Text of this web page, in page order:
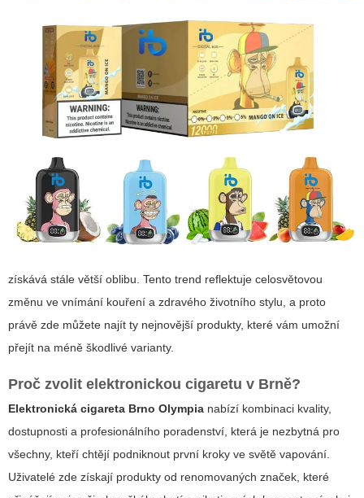
získává stále větší oblibu. Tento trend reflektuje celosvětovou
změnu ve vnímání kouření a zdravého životního stylu, a proto
právě zde můžete najít ty nejnovější produkty, které vám umožní
přejít na méně škodlivé varianty.
Proč zvolit elektronickou cigaretu v Brně?
Elektronická cigareta Brno Olympia nabízí kombinaci kvality,
dostupnosti a profesionálního poradenství, která je nezbytná pro
všechny, kteří chtějí podniknout první kroky ve světě vapování.
Uživatelé zde získají produkty od renomovaných značek, které